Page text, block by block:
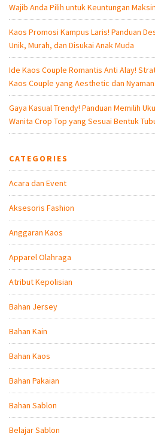
Wajib Anda Pilih untuk Keuntungan
Kaos Promosi Kampus Laris! Panduan
Unik, Murah, dan Disukai Anak Muda
Ide Kaos Couple Romantis Anti Alay!
Kaos Couple yang Aesthetic dan Nyaman
Gaya Kasual Trendy! Panduan Memilih
Wanita Crop Top yang Sesuai Bentuk
CATEGORIES
Acara dan Event
Aksesoris Fashion
Anggaran Kaos
Apparel Olahraga
Atribut Kepolisian
Bahan Jersey
Bahan Kain
Bahan Kaos
Bahan Pakaian
Bahan Sablon
Belajar Sablon